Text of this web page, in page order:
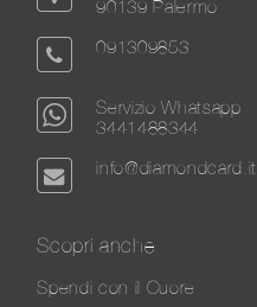
90139 Palermo
091309853
Servizio Whatsapp
3441488344
info@diamondcard.it
Scopri anche
Spendi con il Cuore